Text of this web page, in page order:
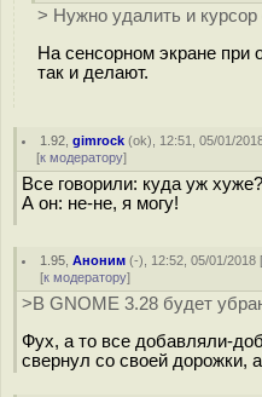
> Нужно удалить и курсор
На сенсорном экране при
так и делают.
1.92 ,gimrock (ok), 12:51, 05/01/
[к модератору]
Все говорили: куда уж хуже?
А он: не-не, я могу!
1.95 ,Аноним (-), 12:52, 05/01/2018
[к модератору]
>В GNOME 3.28 будет
Фух, а то все добавляли-
свернул со своей дорожки,